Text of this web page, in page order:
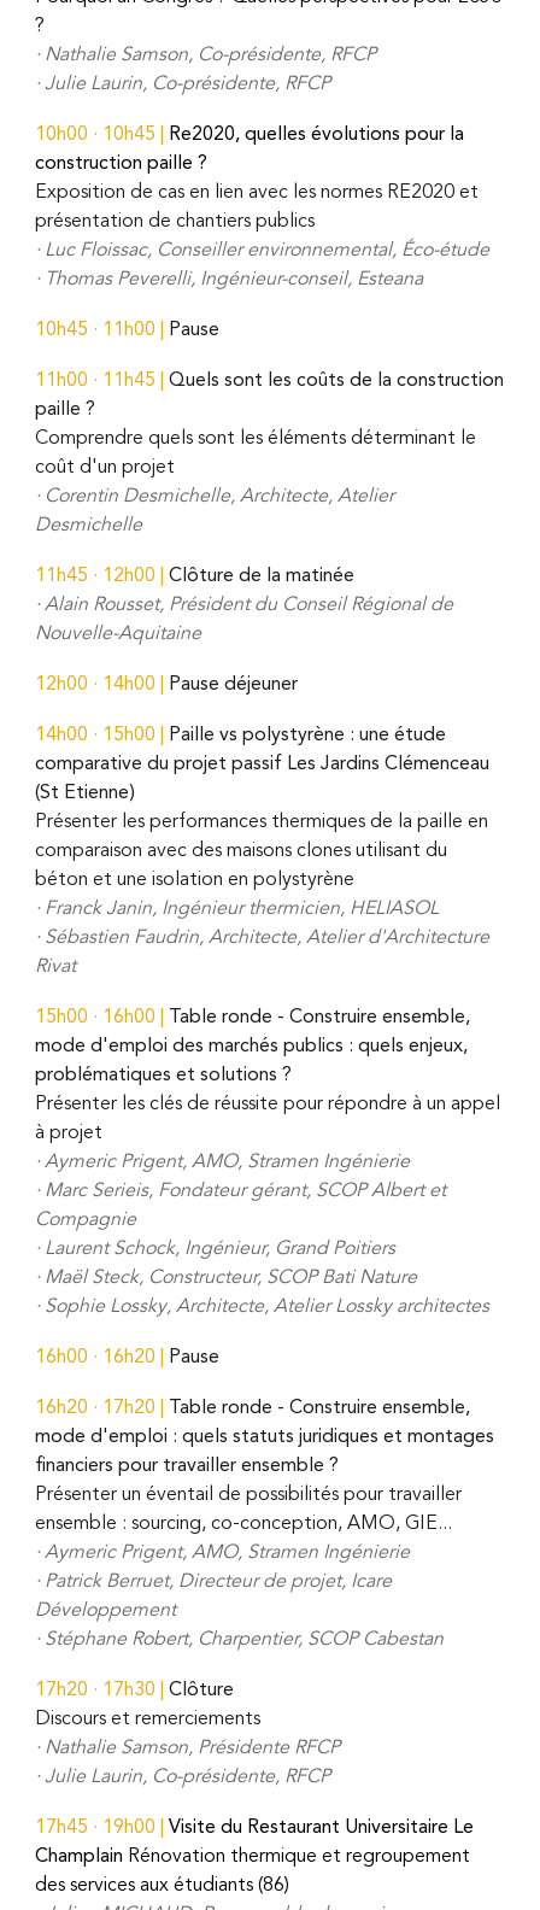
?
· Nathalie Samson, Co-présidente, RFCP
·Julie Laurin, Co-présidente, RFCP
10h00 · 10h45 |
Re2020, quelles évolutions pour la
construction paille ?
Exposition de cas en lien avec les normes RE2020 et
présentation de chantiers publics
· Luc Floissac, Conseiller environnemental, Éco-étude
· Thomas Peverelli, Ingénieur-conseil, Esteana
10h45 · 11h00 | Pause
11h00 · 11h45
Quels sont les coûts de la construction
paille ?
Comprendre quels sont les éléments déterminant le
coût d'un projet
· Corentin Desmichelle, Architecte, Atelier
Desmichelle
1 1 h45 · 1 2h00 |
Clôture de la matinée
· Alain Rousset, Président du Conseil Régionalde
Nouvelle-Aquitaine
12h00 · 14h00 Pause déjeuner
14h00 · 15h00
Paille vs polystyrène : une étude
comparative du projet passif Les Jardins Clémenceau
(St Etienne)
Présenter les performances thermiques de la paille en
comparaison avec des maisons clones utilisant du
béton et une isolation en polystyrène
· Franck Janin, Ingénieur thermicien, HELIASOL
· Sébastien Faudrin, Architecte, Atelier d'Architecture
Rivat
15h00 · 16h00
Table ronde - Construire ensemble,
mode d'emploi des marchés publics : quels enjeux,
problématiques et solutions ?
Présenter les clés de réussite pour répondre à un appel
à projet
·Aymeric Prigent, AMO, Stramen Ingénierie
· Marc Serieis, Fondateur gérant, SCOP Albert et
Compagnie
· Laurent Schock, Ingénieur, Grand Poitiers
· Maël Steck, Constructeur, SCOP Bati Nature
· Sophie Lossky, Architecte, Atelier Lossky architectes
16h00 · 16h20 Pause
16h20 · 17h20
Table ronde - Construire ensemble,
mode d'emploi : quels statuts juridiques et montages
financiers pour travailler ensemble ?
Présenter un éventail de possibilités pour travailler
ensemble : sourcing, co-conception, AMO, GIE...
·Aymeric Prigent, AMO, Stramen Ingénierie
· Patrick Berruet, Directeur de projet, Icare
Développement
· Stéphane Robert, Charpentier, SCOP Cabestan
17h20 · 17h30
Clôture
Discours et remerciements
· Nathalie Samson, Présidente RFCP
· Julie Laurin, Co-présidente, RFCP
17h45 · 19h00
Visite du Restaurant Universitaire Le
Champlain Rénovation thermique et regroupement
des services aux étudiants (86)